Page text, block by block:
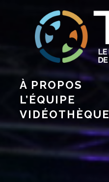
À PROPOS
L’ÉQUIPE
VIDÉOTHÈQUE